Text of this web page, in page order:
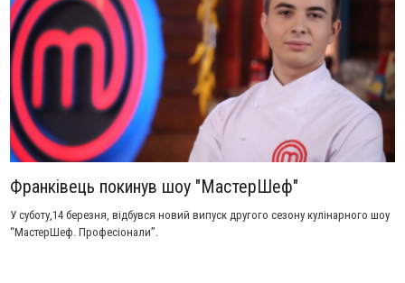
Франківець покинув шоу "МастерШеф"
У суботу,14 березня, відбувся новий випуск другого сезону кулінарного шоу
“МастерШеф. Професіонали”.